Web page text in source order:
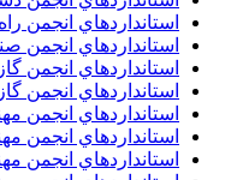
استانداردهاي انجمن
استانداردهاي انجمن
استانداردهاي انجمن
استانداردهاي انجمن
استانداردهاي انجمن
استانداردهاي
استانداردهاي انجمن